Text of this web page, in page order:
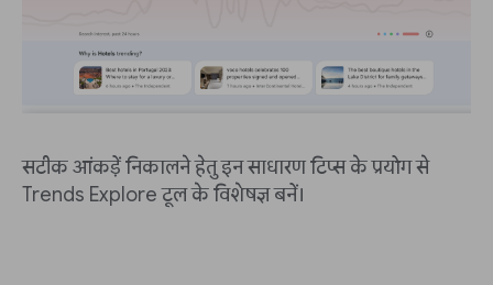
सटीक आंकड़ें निकालने हेतु इन साधारण टिप्स के प्रयोग से
Trends Explore टूल के विशेषज्ञ बनें।